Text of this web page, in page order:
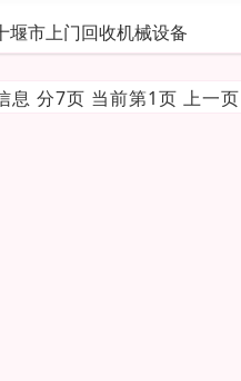
堰市上门回收机械设备
息 分7页 当前第1页 上一页